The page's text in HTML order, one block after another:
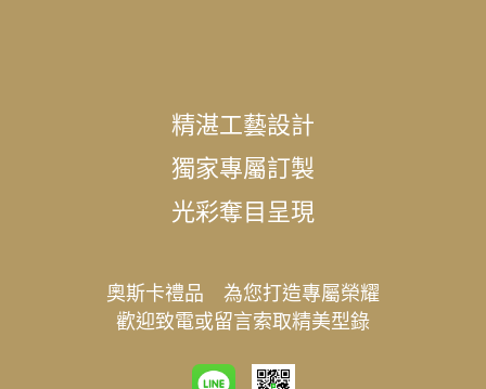
精湛工藝設計
獨家專屬訂製
光彩奪目呈現
奧斯卡禮品 為您打造專屬榮耀
歡迎致電或留言索取精美型錄